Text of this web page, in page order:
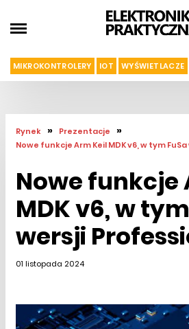
MIKROKONTROLERY IOT WYŚWIETLACZE
Rynek » Prezentacje »
Nowe funkcje Arm Keil MDK v6, w tym
Nowe funkcje
MDK v6, w
wersji
01 listopada 2024